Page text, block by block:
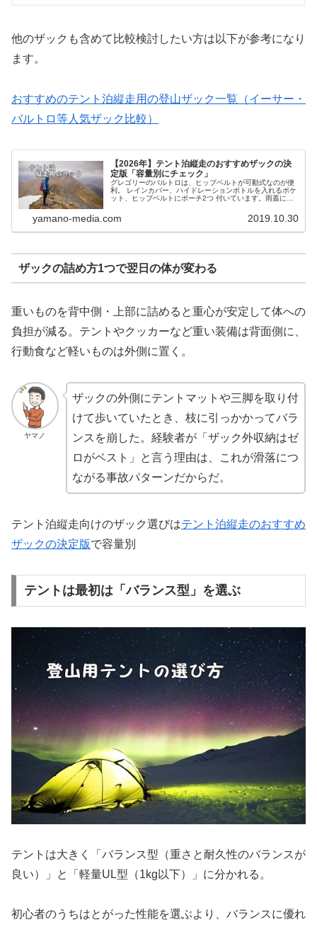
他のザックも含めて比較検討したい方は以下が参考になり
ます。
おすすめのテント泊縦走用の登山ザック一覧（イーサー・
バルトロ等人気ザック比較）
【2026年】テント泊縦走のおすすめザックの決
定版「容量別にチェック」
グレゴリーのバルトロは、ヒップベルトが可動式なのが便
利。 レインカバー、ハイドレーションボトルを入れるポケ
ット、ヒップベルトにポーチ2つ 付いています。雨蓋に収
yamano-media.com 2019.10.30
ザックの詰め方1つで翌日の体が変わる
重いものを背中側・上部に詰めると重心が安定して体への
負担が減る。テントやクッカーなど重い装備は背面側に、
行動食など軽いものは外側に置く。
ヤマノ
ザックの外側にテントマットや三脚を取り付
けて歩いていたとき、枝に引っかかってバラ
ンスを崩した。経験者が「ザック外収納はゼ
ロがベスト」と言う理由は、これが滑落につ
ながる事故パターンだからだ。
テント泊縦走向けのザック選びはテント泊縦走のおすすめ
ザックの決定版で容量別
テントは最初は「バランス型」を選ぶ
テントは大きく「バランス型（重さと耐久性のバランスが
良い）」と「軽量UL型（1kg以下）」に分かれる。
初心者のうちはとがった性能を選ぶより、バランスに優れ